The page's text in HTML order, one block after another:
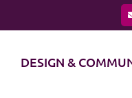
DESIGN &